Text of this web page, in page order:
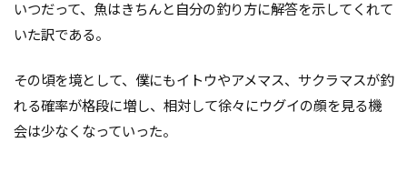
いつだって、魚はきちんと自分の釣り方に解答を示してくれて
いた訳である。
その頃を境として、僕にもイトウやアメマス、サクラマスが釣
れる確率が格段に増し、相対して徐々にウグイの顔を見る機
会は少なくなっていった。